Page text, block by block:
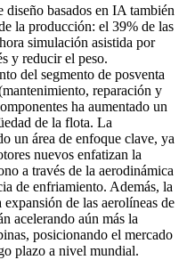
diseño basados ​​en IA también
la producción: el 39% de las
simulación asistida por
y reducir el peso.
del segmento de posventa
reparación y
ha aumentado un
de la flota. La
un área de enfoque clave, ya
nuevos enfatizan la
a través de la aerodinámica
de enfriamiento. Además, la
de las aerolíneas de
acelerando aún más la
posicionando el mercado
plazo a nivel mundial.